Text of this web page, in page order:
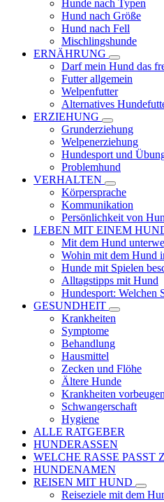
Hunde nach Typen
Hund nach Größe
Hund nach Fell
Mischlingshunde
ERNÄHRUNG
Darf mein Hund das
Futter allgemein
Welpenfutter
Alternatives
ERZIEHUNG
Grunderziehung
Welpenerziehung
Hundesport und
Problemhund
VERHALTEN
Körpersprache
Kommunikation
Persönlichkeit von
LEBEN MIT EINEM
Mit dem Hund
Wohin mit dem Hund
Hunde mit Spielen
Alltagstipps mit Hund
Hundesport: Welchen
GESUNDHEIT
Krankheiten
Symptome
Behandlung
Hausmittel
Zecken und Flöhe
Ältere Hunde
Krankheiten vorbeugen
Schwangerschaft
Hygiene
ALLE RATGEBER
HUNDERASSEN
WELCHE RASSE PASST
HUNDENAMEN
REISEN MIT HUND
Reiseziele mit dem